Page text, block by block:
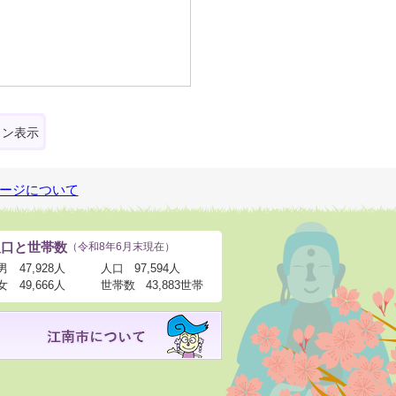
表示
ジについて
と世帯数 （令和8年6月末現在）
47,928人
49,666人
人口
97,594人
世帯数
43,883世帯